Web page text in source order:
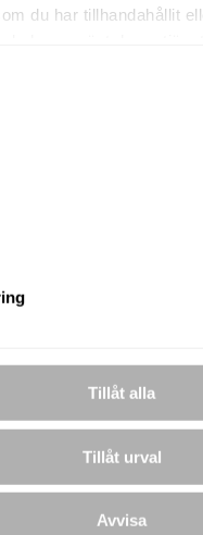
du har tillhandahållit
Tillåt alla
Tillåt urval
Avvisa
ett fantastiskt
Laddar bilder...